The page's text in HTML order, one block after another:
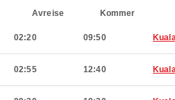
Avreise Kommer
02:20 09:50
02:55 12:40